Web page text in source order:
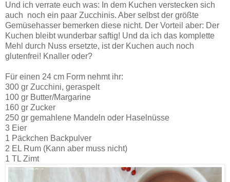
Und ich verrate euch was: In dem Kuchen verstecken sich
auch noch ein paar Zucchinis. Aber selbst der größte
Gemüsehasser bemerken diese nicht. Der Vorteil aber: Der
Kuchen bleibt wunderbar saftig! Und da ich das komplette
Mehl durch Nuss ersetzte, ist der Kuchen auch noch
glutenfrei! Knaller oder?
Für einen 24 cm Form nehmt ihr:
300 gr Zucchini, geraspelt
100 gr Butter/Margarine
160 gr Zucker
250 gr gemahlene Mandeln oder Haselnüsse
3 Eier
1 Päckchen Backpulver
2 EL Rum (Kann aber muss nicht)
1 TL Zimt